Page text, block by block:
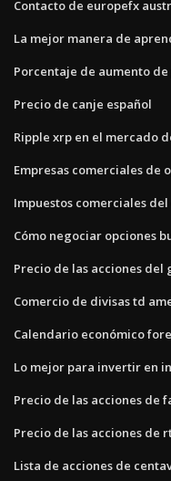
Contacto de europefx
La mejor manera de
Porcentaje de aumento
Precio de canje español
Ripple xrp en el mercado
Empresas comerciales de
Impuestos comerciales
Cómo negociar opciones
Precio de las acciones del
Comercio de divisas td
Calendario económico
Lo mejor para invertir en
Precio de las acciones de
Precio de las acciones de
Lista de acciones de